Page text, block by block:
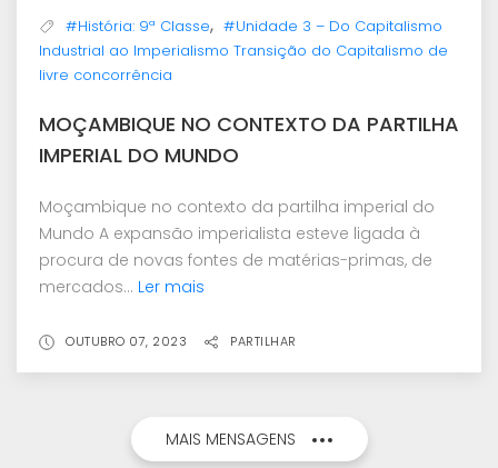
#História: 9ª Classe, #Unidade 3 – Do Capitalismo
Industrial ao Imperialismo Transição do Capitalismo de
livre concorrência
MOÇAMBIQUE NO CONTEXTO DA PARTILHA
IMPERIAL DO MUNDO
Moçambique no contexto da partilha imperial do
Mundo A expansão imperialista esteve ligada à
procura de novas fontes de matérias-primas, de
mercados... Ler mais
OUTUBRO 07, 2023 PARTILHAR
MAIS MENSAGENS